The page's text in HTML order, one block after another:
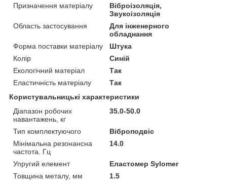
Призначення матеріалу
Віброізоляція,
Звукоізоляція
Область застосування
Для інженерного
обладнання
Форма поставки матеріалу
Штука
Колір
Синій
Екологічний матеріал
Так
Еластичність матеріалу
Так
Користувальницькі характеристики
Діапазон робочих
навантажень, кг
35.0-50.0
Тип комплектуючого
Віброподвіс
Мінімальна резонансна
частота. Гц
14.0
Упругий елемент
Еластомер Sylomer
Товщина металу, мм
1.5